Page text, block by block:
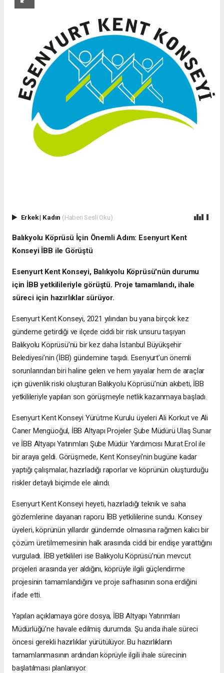
Erkek| Kadın (Haberi Sesli Oku)
Balıkyolu Köprüsü İçin Önemli Adım: Esenyurt Kent
Konseyi İBB ile Görüştü
Esenyurt Kent Konseyi, Balıkyolu Köprüsü'nün durumu
için İBB yetkilileriyle görüştü. Proje tamamlandı, ihale
süreci için hazırlıklar sürüyor.
Esenyurt Kent Konseyi, 2021 yılından bu yana birçok kez
gündeme getirdiği ve ilçede ciddi bir risk unsuru taşıyan
Balıkyolu Köprüsü’nü bir kez daha İstanbul Büyükşehir
Belediyesi’nin (İBB) gündemine taşıdı. Esenyurt’un önemli
sorunlarından biri haline gelen ve hem yayalar hem de araçlar
için güvenlik riski oluşturan Balıkyolu Köprüsü’nün akıbeti, İBB
yetkilileriyle yapılan son görüşmeyle netlik kazanmaya başladı.
Esenyurt Kent Konseyi Yürütme Kurulu üyeleri Ali Korkut ve Ali
Caner Mengüoğul, İBB Altyapı Projeler Şube Müdürü Ulaş Sunar
ve İBB Altyapı Yatırımları Şube Müdür Yardımcısı Murat Erol ile
bir araya geldi. Görüşmede, Kent Konseyi'nin bugüne kadar
yaptığı çalışmalar, hazırladığı raporlar ve köprünün oluşturduğu
riskler detaylı biçimde ele alındı.
Esenyurt Kent Konseyi heyeti, hazırladığı teknik ve saha
gözlemlerine dayanan raporu İBB yetkililerine sundu. Konsey
üyeleri, köprünün yıllardır gündemde olmasına rağmen kalıcı bir
çözüm üretilmemesinin halk arasında ciddi bir endişe yarattığını
vurguladı. İBB yetkilileri ise Balıkyolu Köprüsü’nün mevcut
projeleri arasında yer aldığını, köprüyle ilgili güçlendirme
projesinin tamamlandığını ve proje safhasının sona erdiğini
ifade etti.
Yapılan açıklamaya göre dosya, İBB Altyapı Yatırımları
Müdürlüğü’ne havale edilmiş durumda. Şu anda ihale süreci
öncesi gerekli hazırlıklar yürütülüyor. Bu hazırlıkların
tamamlanmasının ardından köprüyle ilgili ihale sürecinin
başlatılması planlanıyor.